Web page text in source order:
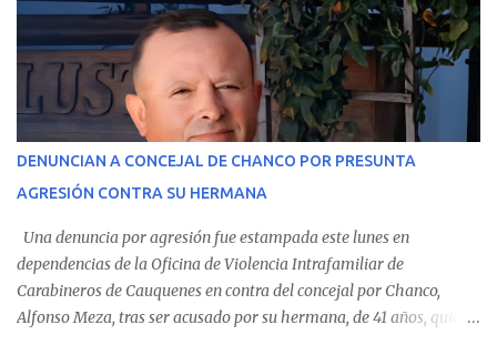
custodian fondos públicos— efectuaron transacciones por un
monto total de $116.075.918 entre enero de 2024 y junio de 2025.
En el detalle regional, se indica que en la comuna de Cauquenes se
identificó a cuatro funcionarios involucrados en este tipo de
operaciones. Asimismo, se precisa que uno de los casos
corresponde a un funcionario de la Municipalidad de Chanco,
detectaron incumplimientos a la normativa vigente. El informe
precisa que la mayor cantidad de dinero apostado se registró en
Talca, donde...
DENUNCIAN A CONCEJAL DE CHANCO POR PRESUNTA
AGRESIÓN CONTRA SU HERMANA
Una denuncia por agresión fue estampada este lunes en
dependencias de la Oficina de Violencia Intrafamiliar de
Carabineros de Cauquenes en contra del concejal por Chanco,
Alfonso Meza, tras ser acusado por su hermana, de 41 años, quien